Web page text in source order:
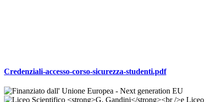
Credenziali-accesso-corso-sicurezza-studenti.pdf